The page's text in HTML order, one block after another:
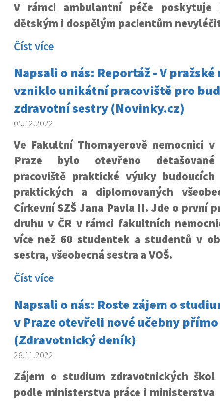
V rámci ambulantní péče poskytuje
dětským i dospělým pacientům
Číst více
Napsali o nás: Reportáž - V
vzniklo unikátní pracoviště pro
zdravotní sestry (Novinky.cz)
05.12.2022
Ve Fakultní Thomayerově nemocnici v
Praze bylo otevřeno detašované
pracoviště praktické výuky budoucích
praktických a diplomovaných
Církevní SZŠ Jana Pavla II. Jde o první
druhu v ČR v rámci fakultních
více než 60 studentek a studentů v
sestra, všeobecná sestra a VOŠ.
Číst více
Napsali o nás: Roste zájem o
v Praze otevřeli nové učebny
(Zdravotnický deník)
28.11.2022
Zájem o studium zdravotnických škol
podle ministerstva práce i ministerstva